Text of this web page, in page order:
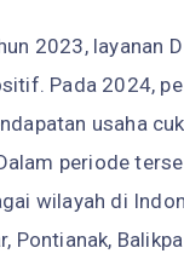
2023, layanan
Pada 2024,
usaha
periode
wilayah di
Pontianak,